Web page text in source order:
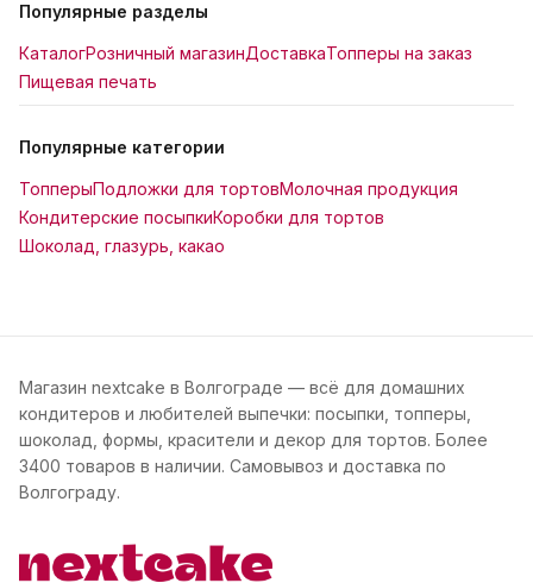
Популярные разделы
КаталогРозничный магазинДоставкаТопперы на заказ
Пищевая печать
Популярные категории
ТопперыПодложки для тортовМолочная продукция
Кондитерские посыпкиКоробки для тортов
Шоколад, глазурь, какао
Магазин nextcake в Волгограде — всё для домашних
кондитеров и любителей выпечки: посыпки, топперы,
шоколад, формы, красители и декор для тортов. Более
3400 товаров в наличии. Самовывоз и доставка по
Волгограду.